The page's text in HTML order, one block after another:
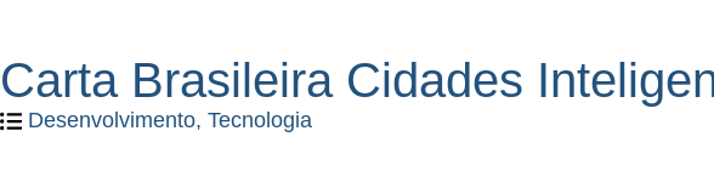
Carta Brasileira Cidades
Desenvolvimento, Tecnologia